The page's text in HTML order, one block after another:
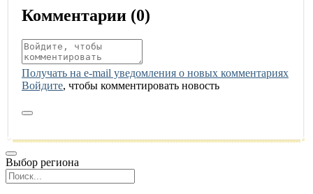
Комментарии (0)
Получать на e‑mail уведомления о новых комментариях
Войдите, чтобы комментировать новость
Выбор региона